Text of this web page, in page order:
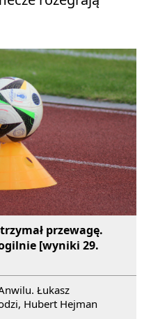
przewagę.
[wyniki 29.
Łukasz
Hubert Hejman